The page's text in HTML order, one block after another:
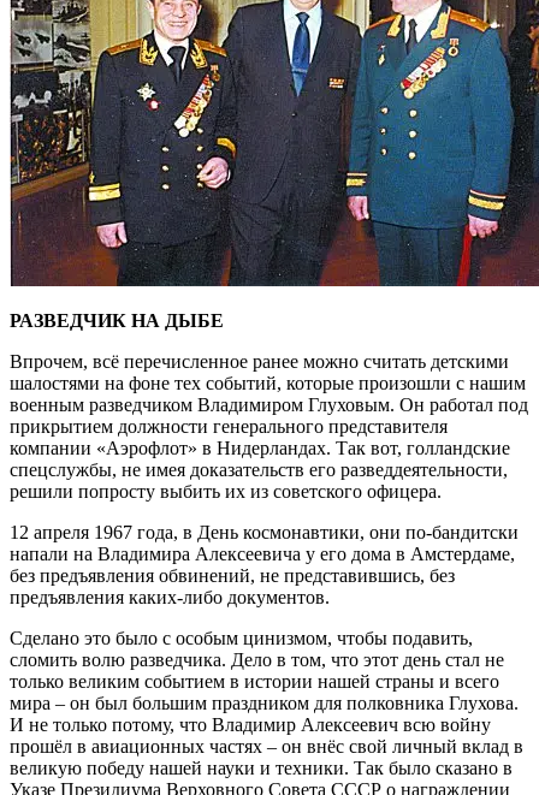
РАЗВЕДЧИК НА ДЫБЕ
Впрочем, всё перечисленное ранее можно считать детскими
шалостями на фоне тех событий, которые произошли с нашим
военным разведчиком Владимиром Глуховым. Он работал под
прикрытием должности генерального представителя
компании «Аэрофлот» в Нидерландах. Так вот, голландские
спецслужбы, не имея доказательств его разведдеятельности,
решили попросту выбить их из советского офицера.
12 апреля 1967 года, в День космонавтики, они по-бандитски
напали на Владимира Алексеевича у его дома в Амстердаме,
без предъявления обвинений, не представившись, без
предъявления каких-либо документов.
Сделано это было с особым цинизмом, чтобы подавить,
сломить волю разведчика. Дело в том, что этот день стал не
только великим событием в истории нашей страны и всего
мира – он был большим праздником для полковника Глухова.
И не только потому, что Владимир Алексеевич всю войну
прошёл в авиационных частях – он внёс свой личный вклад в
великую победу нашей науки и техники. Так было сказано в
Указе Президиума Верховного Совета СССР о награждении